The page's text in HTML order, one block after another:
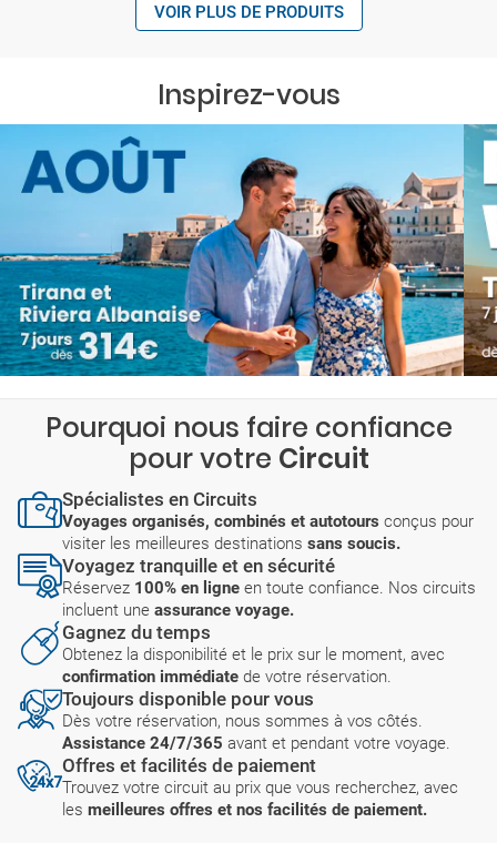
VOIR PLUS DE PRODUITS
Inspirez-vous
Pourquoi nous faire confiance
pour votre Circuit
Spécialistes en Circuits
Voyages organisés, combinés et autotours conçus pour
visiter les meilleures destinations sans soucis.
Voyagez tranquille et en sécurité
Réservez 100% en ligne en toute confiance. Nos circuits
incluent une assurance voyage.
Gagnez du temps
Obtenez la disponibilité et le prix sur le moment, avec
confirmation immédiate de votre réservation.
Toujours disponible pour vous
Dès votre réservation, nous sommes à vos côtés.
Assistance 24/7/365 avant et pendant votre voyage.
Offres et facilités de paiement
Trouvez votre circuit au prix que vous recherchez, avec
les meilleures offres et nos facilités de paiement.